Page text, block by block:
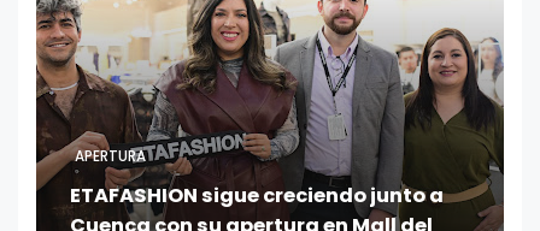
APERTURA
ETAFASHION sigue creciendo junto a
Cuenca con su apertura en Mall del